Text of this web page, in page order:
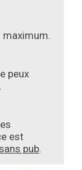
maximum.
peux
est
pub.